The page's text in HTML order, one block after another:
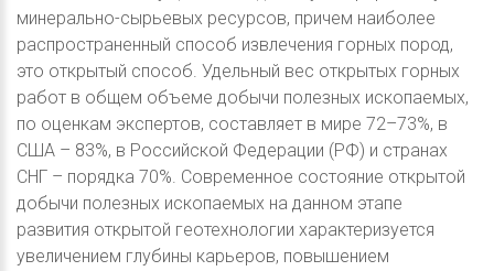
минерально-сырьевых ресурсов, причем наиболее
распространенный способ извлечения горных пород,
это открытый способ. Удельный вес открытых горных
работ в общем объеме добычи полезных ископаемых,
по оценкам экспертов, составляет в мире 72–73%, в
США – 83%, в Российской Федерации (РФ) и странах
СНГ – порядка 70%. Современное состояние открытой
добычи полезных ископаемых на данном этапе
развития открытой геотехнологии характеризуется
увеличением глубины карьеров, повышением